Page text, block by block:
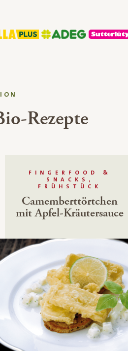
Rezepte
FINGERFOOD &
SNACKS,
FRÜHSTÜCK
Camemberttörtchen
mit Apfel-Kräutersauce